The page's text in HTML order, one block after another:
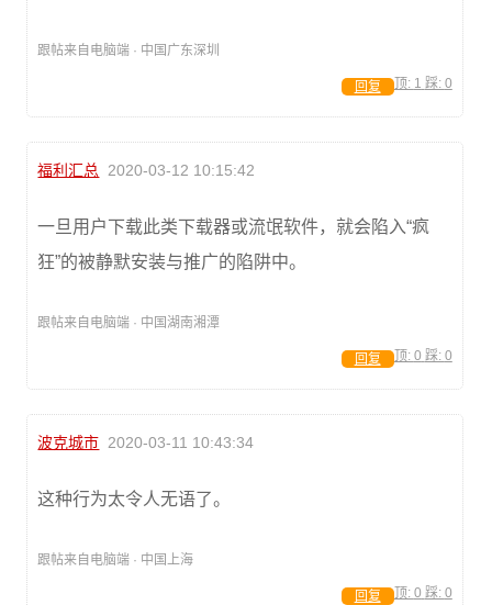
跟帖来自电脑端 · 中国广东深圳
顶: 1 踩: 0
回复
福利汇总 2020-03-12 10:15:42
一旦用户下载此类下载器或流氓软件，就会陷入“疯
狂”的被静默安装与推广的陷阱中。
跟帖来自电脑端 · 中国湖南湘潭
顶: 0 踩: 0
回复
波克城市 2020-03-11 10:43:34
这种行为太令人无语了。
跟帖来自电脑端 · 中国上海
顶: 0 踩: 0
回复